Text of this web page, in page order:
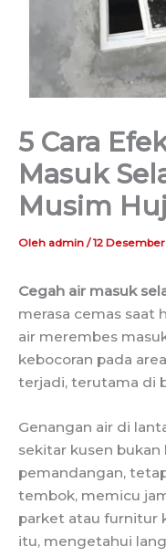
5 Cara
Masuk
Musim
Oleh admin /12
Cegah air masuk
merasa cemas saat
air merembes
kebocoran pada
terjadi, terutama di
Genangan air di
sekitar kusen
pemandangan,
tembok, memicu
parket atau furnitur
itu, mengetahui